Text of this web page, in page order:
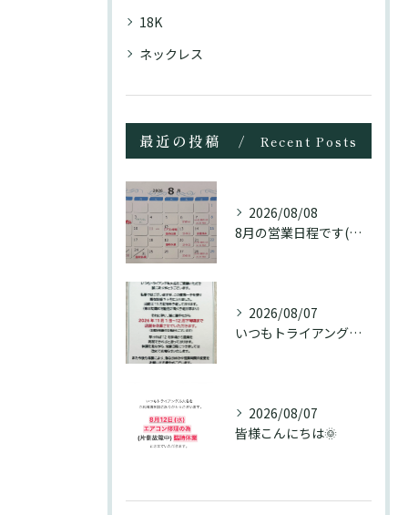
18K
ネックレス
最近の投稿 Recent Posts
2026/08/08
8月の営業日程です(訂正分)☺️
2026/08/07
いつもトライアングル大名をご愛顧頂き誠にありがとうございます...
2026/08/07
皆様こんにちは🌞